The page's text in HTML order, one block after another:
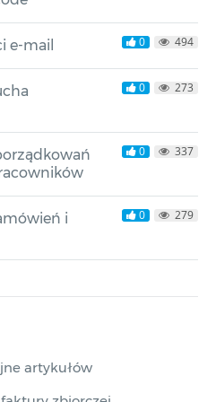
e-mail 0 494
0 273
0 337
i
0 279
artykułów